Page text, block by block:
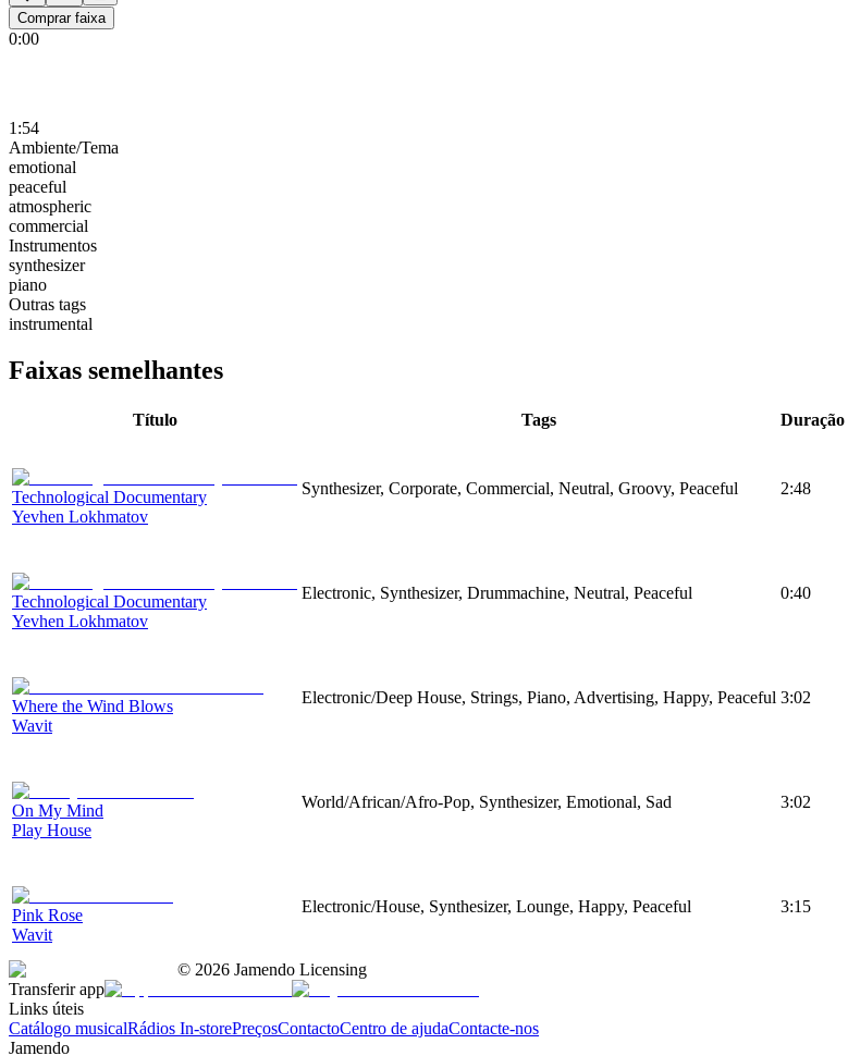
Comprar faixa
0:00
1:54
Ambiente/Tema
emotional
peaceful
atmospheric
commercial
Instrumentos
synthesizer
piano
Outras tags
instrumental
Faixas semelhantes
Título Tags Duração
Technological Documentary
Yevhen Lokhmatov
Synthesizer, Corporate, Commercial, Neutral, Groovy, Peaceful 2:48
Technological Documentary
Yevhen Lokhmatov
Electronic, Synthesizer, Drummachine, Neutral, Peaceful 0:40
Where the Wind Blows
Wavit
Electronic/Deep House, Strings, Piano, Advertising, Happy, Peaceful 3:02
On My Mind
Play House
World/African/Afro-Pop, Synthesizer, Emotional, Sad 3:02
Pink Rose
Wavit
Electronic/House, Synthesizer, Lounge, Happy, Peaceful 3:15
© 2026 Jamendo Licensing
Transferir app
Links úteis
Catálogo musicalRádios In-storePreçosContactoCentro de ajudaContacte-nos
Jamendo